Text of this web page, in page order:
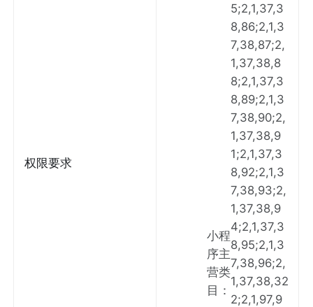
权限要求
小程
序主
营类
目 ：
5;2,1,37,3
8,86;2,1,3
7,38,87;2,
1,37,38,8
8;2,1,37,3
8,89;2,1,3
7,38,90;2,
1,37,38,9
1;2,1,37,3
8,92;2,1,3
7,38,93;2,
1,37,38,9
4;2,1,37,3
8,95;2,1,3
7,38,96;2,
1,37,38,32
2;2,1,97,9